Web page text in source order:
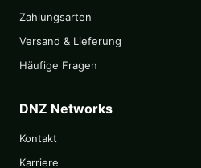
Zahlungsarten
Versand & Lieferung
Häufige Fragen
DNZ Networks
Kontakt
Karriere